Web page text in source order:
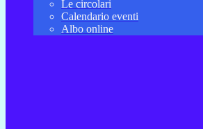
Le circolari
Calendario eventi
Albo online